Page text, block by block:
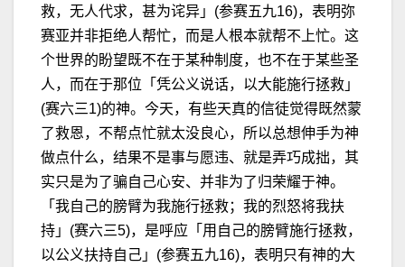
救，无人代求，甚为诧异」(参赛五九16)，表明弥
赛亚并非拒绝人帮忙，而是人根本就帮不上忙。这
个世界的盼望既不在于某种制度，也不在于某些圣
人，而在于那位「凭公义说话，以大能施行拯救」
(赛六三1)的神。今天，有些天真的信徒觉得既然蒙
了救恩，不帮点忙就太没良心，所以总想伸手为神
做点什么，结果不是事与愿违、就是弄巧成拙，其
实只是为了骗自己心安、并非为了归荣耀于神。
「我自己的膀臂为我施行拯救；我的烈怒将我扶
持」(赛六三5)，是呼应「用自己的膀臂施行拯救，
以公义扶持自己」(参赛五九16)，表明只有神的大